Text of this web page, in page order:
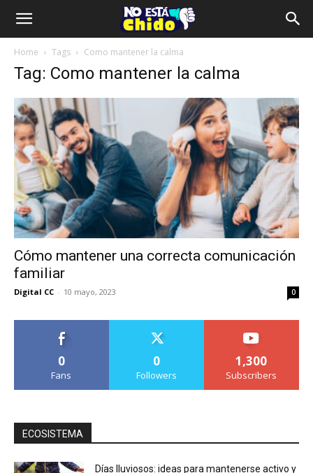
Home Tags Como mantener la calma
Tag: Como mantener la calma
Cómo mantener una correcta comunicación
familiar
Digital CC - 10 mayo, 2023 0
0
Fans
0
Followers
1,300
Subscribers
ECOSISTEMA
Días lluviosos: ideas para mantenerse activo y